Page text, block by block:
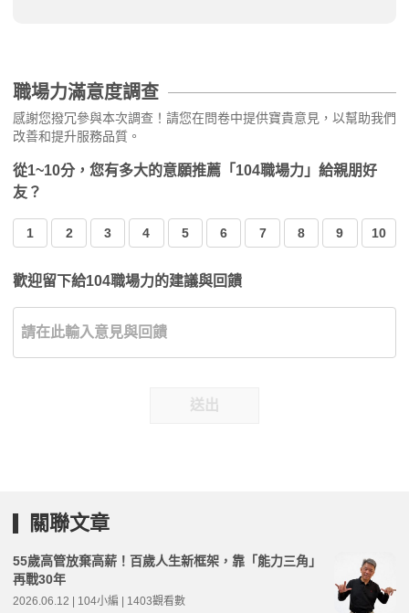
職場力滿意度調查
感謝您撥冗參與本次調查！請您在問卷中提供寶貴意見，以幫助我們
改善和提升服務品質。
從1~10分，您有多大的意願推薦「104職場力」給親朋好
友？
1 2 3 4 5 6 7 8 9 10
歡迎留下給104職場力的建議與回饋
送出
關聯文章
55歲高管放棄高薪！百歲人生新框架，靠「能力三角」
再戰30年
2026.06.12 | 104小編 | 1403觀看數